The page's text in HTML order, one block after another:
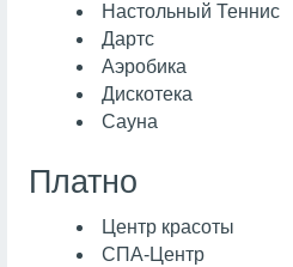
Настольный Теннис
Дартс
Аэробика
Дискотека
Сауна
Платно
Центр красоты
СПА-Центр